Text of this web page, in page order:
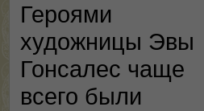
Героями
художницы Эвы
Гонсалес чаще
всего были